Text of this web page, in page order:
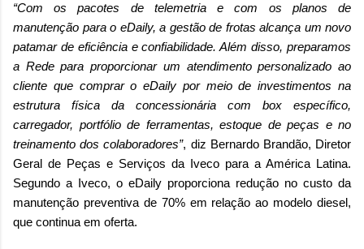
“Com os pacotes de telemetria e com os planos de
manutenção para o eDaily, a gestão de frotas alcança um novo
patamar de eficiência e confiabilidade. Além disso, preparamos
a Rede para proporcionar um atendimento personalizado ao
cliente que comprar o eDaily por meio de investimentos na
estrutura física da concessionária com box específico,
carregador, portfólio de ferramentas, estoque de peças e no
treinamento dos colaboradores”, diz Bernardo Brandão, Diretor
Geral de Peças e Serviços da Iveco para a América Latina.
Segundo a Iveco, o eDaily proporciona redução no custo da
manutenção preventiva de 70% em relação ao modelo diesel,
que continua em oferta.